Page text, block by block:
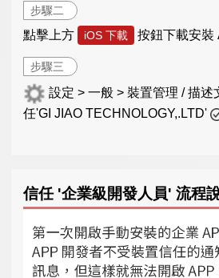
步驟二
點擊上方 iOS 下載 按鈕下載安裝
步驟三
設定 > 一般 > 裝置管理 / 描述
任'GI JIAO TECHNOLOGY,.LTD'
信任 '企業級開發人員' 流程